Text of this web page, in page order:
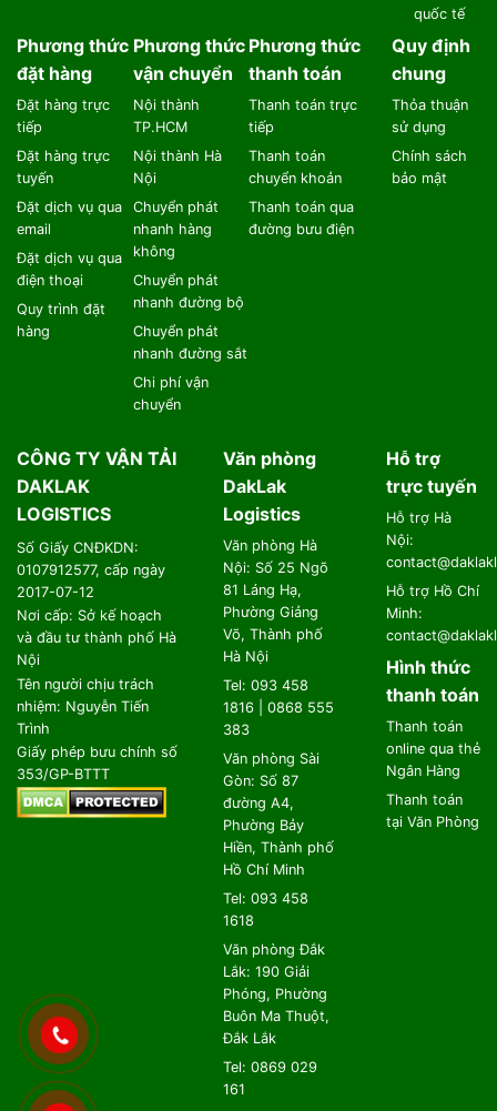
quốc tế
Phương thức
đặt hàng
Đặt hàng trực
tiếp
Đặt hàng trực
tuyến
Đặt dịch vụ qua
email
Đặt dịch vụ qua
điện thoại
Quy trình đặt
hàng
Phương thức
vận chuyển
Nội thành
TP.HCM
Nội thành Hà
Nội
Chuyển phát
nhanh hàng
không
Chuyển phát
nhanh đường bộ
Chuyển phát
nhanh đường sắt
Chi phí vận
chuyển
Phương thức
thanh toán
Thanh toán trực
tiếp
Thanh toán
chuyển khoản
Thanh toán qua
đường bưu điện
Quy định
chung
Thỏa thuận
sử dụng
Chính sách
bảo mật
CÔNG TY VẬN TẢI
DAKLAK
LOGISTICS
Số Giấy CNĐKDN:
0107912577, cấp ngày
2017-07-12
Nơi cấp: Sở kế hoạch
và đầu tư thành phố Hà
Nội
Tên người chịu trách
nhiệm: Nguyễn Tiến
Trình
Giấy phép bưu chính số
353/GP-BTTT
Văn phòng
DakLak
Logistics
Văn phòng Hà
Nội: Số 25 Ngõ
81 Láng Hạ,
Phường Giảng
Võ, Thành phố
Hà Nội
Tel: 093 458
1816 | 0868 555
383
Văn phòng Sài
Gòn: Số 87
đường A4,
Phường Bảy
Hiền, Thành phố
Hồ Chí Minh
Tel: 093 458
1618
Văn phòng Đắk
Lắk: 190 Giải
Phóng, Phường
Buôn Ma Thuột,
Đắk Lắk
Tel: 0869 029
161
Hỗ trợ
trực tuyến
Hỗ trợ Hà
Nội:
Hỗ trợ Hồ Chí
Minh:
Hình thức
thanh toán
Thanh toán
online qua thẻ
Ngân Hàng
Thanh toán
tại Văn Phòng